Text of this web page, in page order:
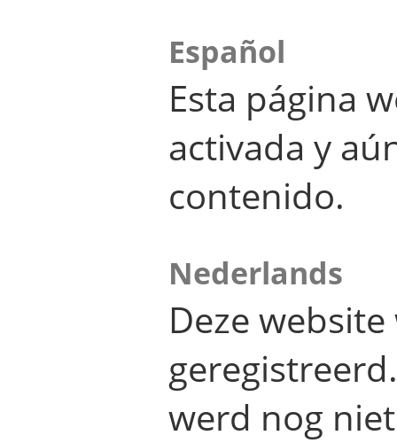
Español
Esta página
activada y
contenido.
Nederlands
Deze
werd nog